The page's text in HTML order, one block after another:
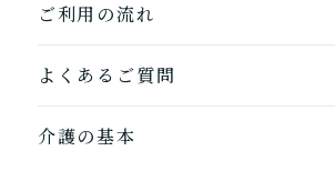
ご利用の流れ
よくあるご質問
介護の基本